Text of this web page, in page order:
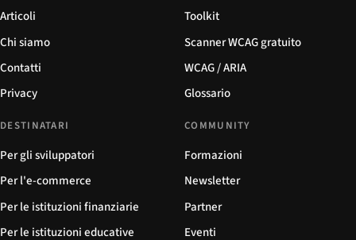
Articoli
Chi siamo
Contatti
Privacy
Toolkit
Scanner WCAG gratuito
WCAG / ARIA
Glossario
DESTINATARI
Per gli sviluppatori
Per l'e-commerce
Per le istituzioni finanziarie
Per le istituzioni educative
COMMUNITY
Formazioni
Newsletter
Partner
Eventi